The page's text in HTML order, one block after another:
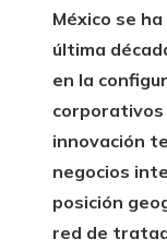
México se
última
en la
corporativos
innovación
negocios
posición
red de